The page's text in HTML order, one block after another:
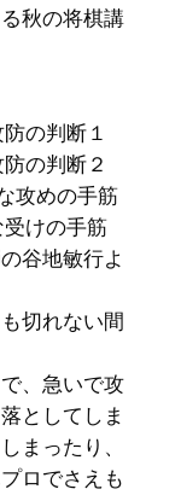
秋の将棋講
判断１
判断２
めの手筋
の手筋
谷地敏行よ
切れない間
、急いで攻
としてしま
まったり、
ロでさえも